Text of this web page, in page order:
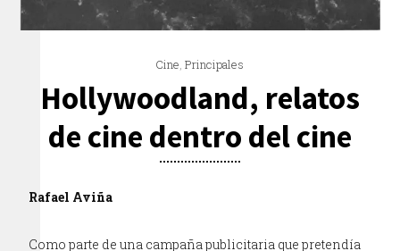
Cine,Principales
Hollywoodland, relatos
de cine dentro del cine
Rafael Aviña
Como parte de una campaña publicitaria que pretendía